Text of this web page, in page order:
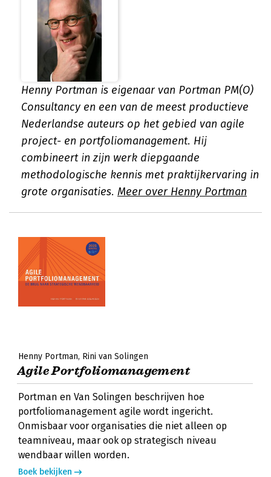
Henny Portman is eigenaar van Portman PM(O)
Consultancy en een van de meest productieve
Nederlandse auteurs op het gebied van agile
project- en portfoliomanagement. Hij
combineert in zijn werk diepgaande
methodologische kennis met praktijkervaring in
grote organisaties. Meer over Henny Portman
Henny Portman Rini van Solingen
Agile Portfoliomanagement
Portman en Van Solingen beschrijven hoe
portfoliomanagement agile wordt ingericht.
Onmisbaar voor organisaties die niet alleen op
teamniveau, maar ook op strategisch niveau
wendbaar willen worden.
Boek bekijken